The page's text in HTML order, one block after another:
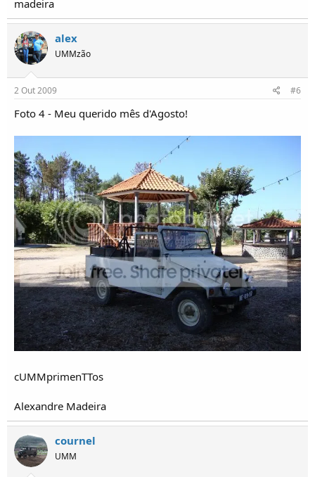
madeira
alex
UMMzão
2 Out 2009 #6
Foto 4 - Meu querido mês d'Agosto!
cUMMprimenTTos
Alexandre Madeira
cournel
UMM